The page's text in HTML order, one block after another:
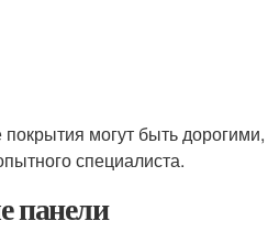
могут быть дорогими,
специалиста.
панели